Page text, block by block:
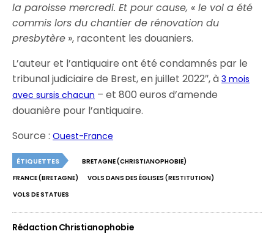
la paroisse mercredi. Et pour cause, « le vol a été
commis lors du chantier de rénovation du
presbytère », racontent les douaniers.
L’auteur et l’antiquaire ont été condamnés par le
tribunal judiciaire de Brest, en juillet 2022″, à3 mois
avec sursis chacun – et 800 euros d’amende
douanière pour l’antiquaire.
Source :Ouest-France
ÉTIQUETTES
BRETAGNE (CHRISTIANOPHOBIE)
FRANCE (BRETAGNE)
VOLS DANS DES ÉGLISES (RESTITUTION)
VOLS DE STATUES
Rédaction Christianophobie